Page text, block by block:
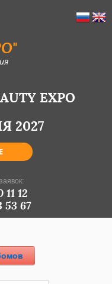
EXPO
2027
EXPO
2026
11 12
53 67